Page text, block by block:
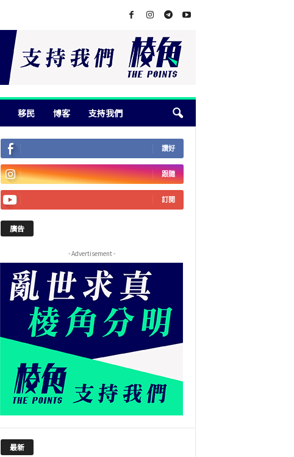
移民 博客 支持我們
讚好
跟隨
訂閱
廣告
- Advertisement -
最新